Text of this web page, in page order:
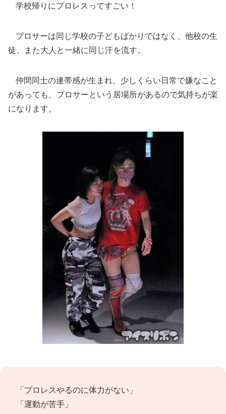
学校帰りにプロレスってすごい！
プロサーは同じ学校の子どもばかりではなく、他校の生
徒、また大人と一緒に同じ汗を流す。
仲間同士の連帯感が生まれ、少しくらい日常で嫌なこと
があっても、プロサーという居場所があるので気持ちが楽
になります。
「プロレスやるのに体力がない」
「運動が苦手」